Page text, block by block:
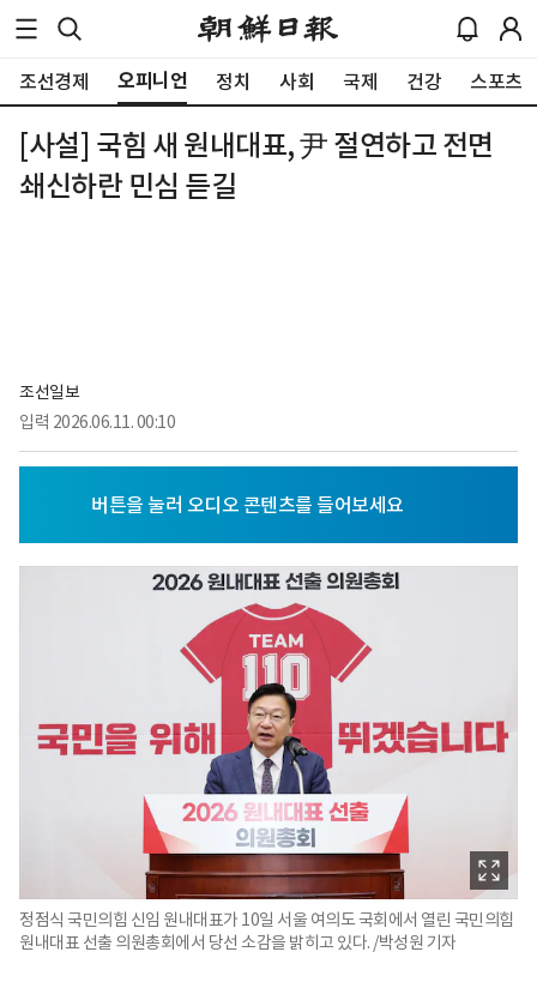
조선경제 오피니언 정치 사회 국제 건강 스포츠
[사설] 국힘 새 원내대표, 尹 절연하고 전면
쇄신하란 민심 듣길
조선일보
입력 2026.06.11. 00:10
정점식 국민의힘 신임 원내대표가 10일 서울 여의도 국회에서 열린 국민의힘
원내대표 선출 의원총회에서 당선 소감을 밝히고 있다. /박성원 기자